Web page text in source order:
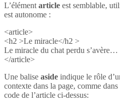
L’élément article est semblable,
est autonome :
<article>
<h2 >Le miracle</h2 >
Le miracle du chat perdu s’avère…
</article>
Une balise aside indique le rôle
contexte dans la page, comme
code de l’article ci-dessus: